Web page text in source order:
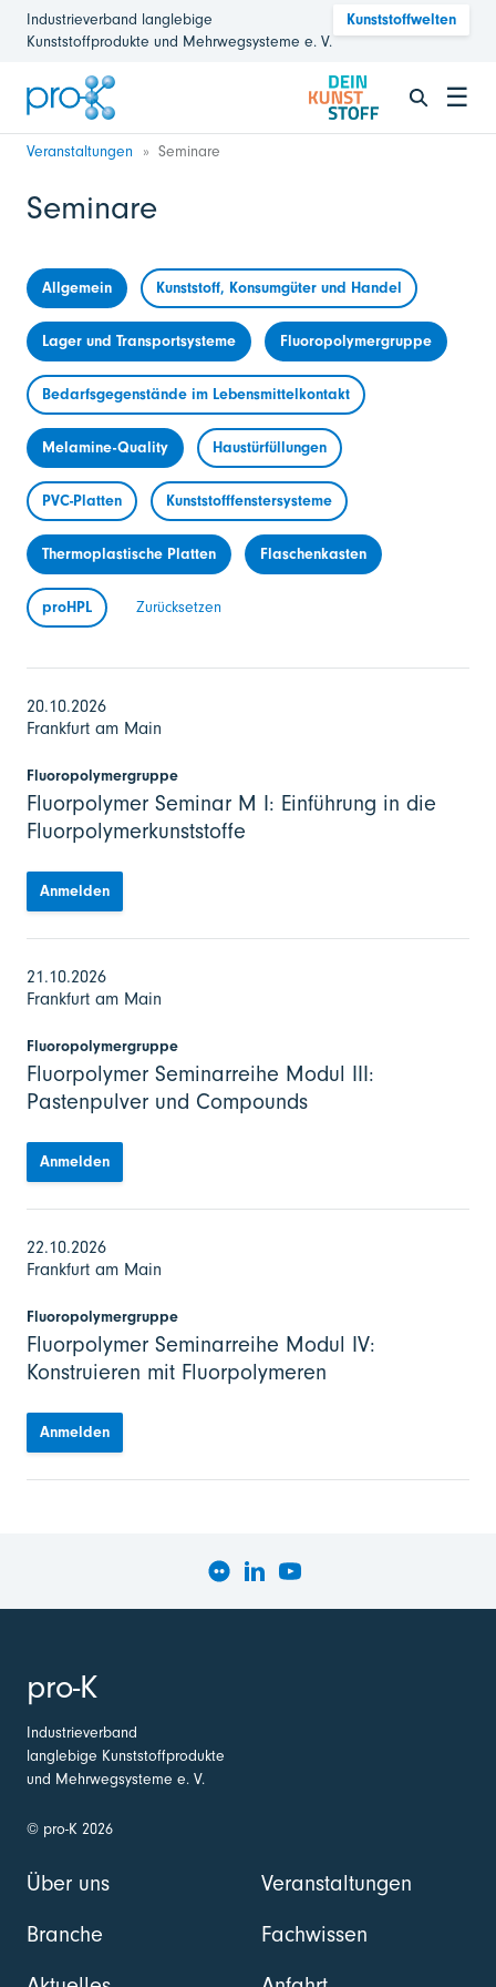
Industrieverband langlebige
Kunststoffprodukte und Mehrwegsysteme e. V.
Kunststoffwelten
☰
Veranstaltungen Seminare
Seminare
Allgemein Kunststoff, Konsumgüter und Handel
Lager und Transportsysteme Fluoropolymergruppe
Bedarfsgegenstände im Lebensmittelkontakt
Melamine-Quality Haustürfüllungen
PVC-Platten Kunststofffenstersysteme
Thermoplastische Platten Flaschenkasten
proHPL Zurücksetzen
20.10.2026
Frankfurt am Main
Fluoropolymergruppe
Fluorpolymer Seminar M I: Einführung in die
Fluorpolymerkunststoffe
Anmelden
21.10.2026
Frankfurt am Main
Fluoropolymergruppe
Fluorpolymer Seminarreihe Modul III:
Pastenpulver und Compounds
Anmelden
22.10.2026
Frankfurt am Main
Fluoropolymergruppe
Fluorpolymer Seminarreihe Modul IV:
Konstruieren mit Fluorpolymeren
Anmelden
pro-K
Industrieverband
langlebige Kunststoffprodukte
und Mehrwegsysteme e. V.
© pro-K 2026
Über uns
Branche
Veranstaltungen
Fachwissen